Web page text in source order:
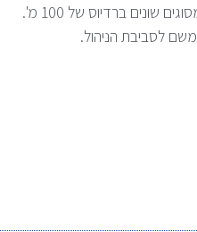
לסביבת הניהול.